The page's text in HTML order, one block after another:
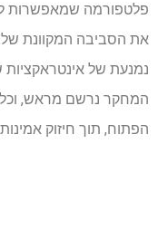
פלטפורמה שמאפשרות
את הסביבה המקוונת
נמנעת של
המחקר נרשם מראש,
הפתוח, תוך חיזוק